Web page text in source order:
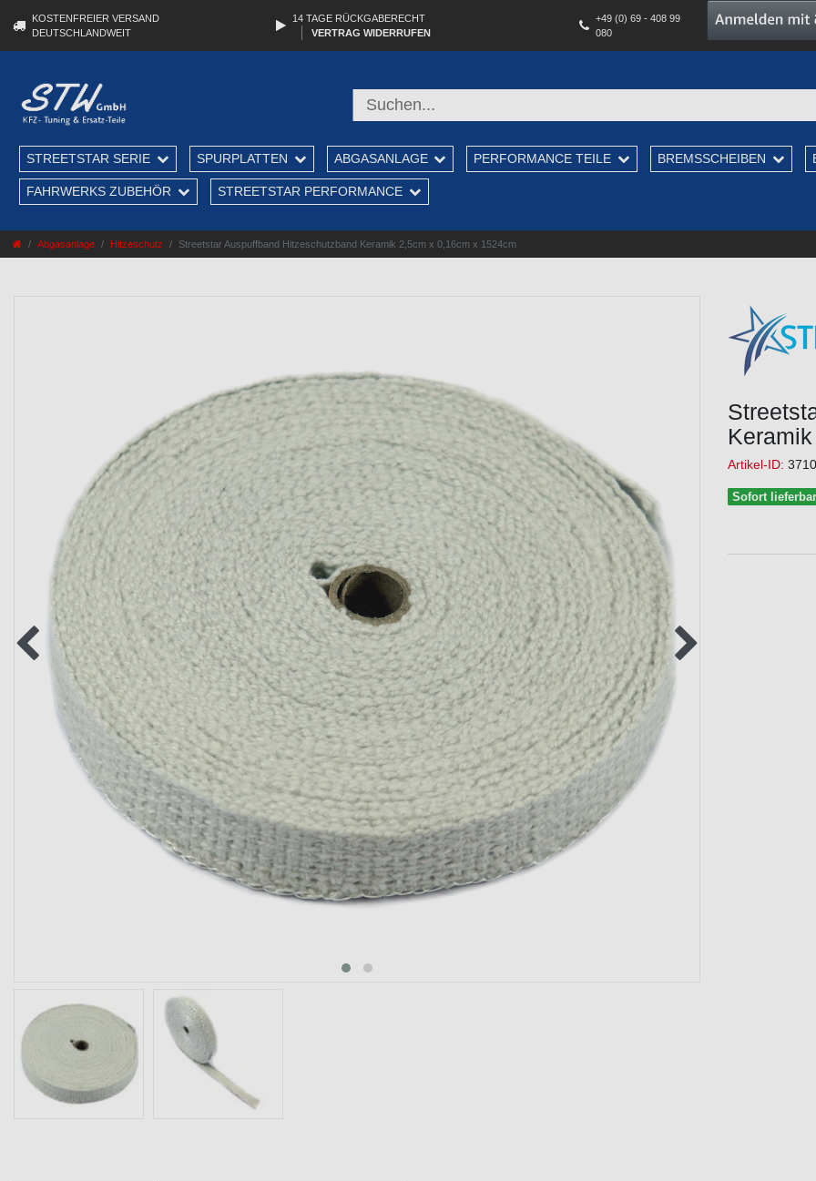
KOSTENFREIER VERSAND
DEUTSCHLANDWEIT
14 TAGE RÜCKGABERECHT
VERTRAG WIDERRUFEN
+49 (0) 69 - 408 99
080
STREETSTAR SERIE SPURPLATTEN ABGASANLAGE PERFORMANCE TEILE BREMSSCHEIBEN
FAHRWERKS ZUBEHÖR STREETSTAR PERFORMANCE
Abgasanlage Hitzeschutz Streetstar Auspuffband Hitzeschutzband Keramik 2,5cm x 0,16cm x 1524cm
Artikel-ID:
Sofort